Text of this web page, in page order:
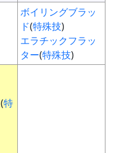
ボイリングブラッ
ド(特殊技)
エラチックフラッ
ター(特殊技)
(特